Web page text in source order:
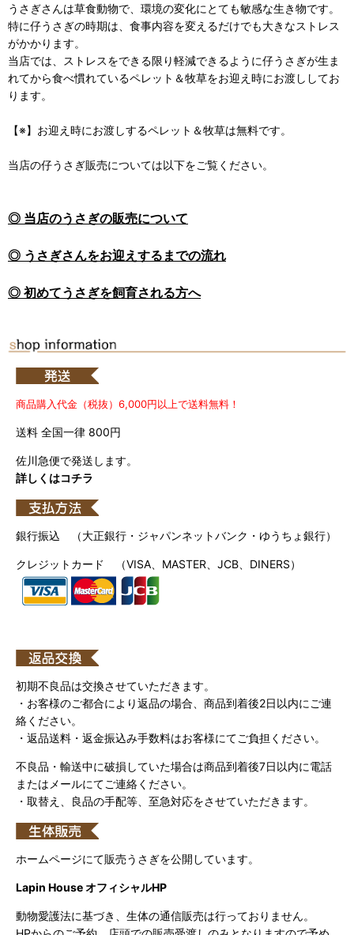
うさぎさんは草食動物で、環境の変化にとても敏感な生き物です。
特に仔うさぎの時期は、食事内容を変えるだけでも大きなストレス
がかかります。
当店では、ストレスをできる限り軽減できるように仔うさぎが生ま
れてから食べ慣れているペレット＆牧草をお迎え時にお渡ししてお
ります。
【※】お迎え時にお渡しするペレット＆牧草は無料です。
当店の仔うさぎ販売については以下をご覧ください。
◎ 当店のうさぎの販売について
◎ うさぎさんをお迎えするまでの流れ
◎ 初めてうさぎを飼育される方へ
商品購入代金（税抜）6,000円以上で送料無料！
送料 全国一律 800円
佐川急便で発送します。
詳しくはコチラ
銀行振込 （大正銀行・ジャパンネットバンク・ゆうちょ銀行）
クレジットカード （VISA、MASTER、JCB、DINERS）
初期不良品は交換させていただきます。
・お客様のご都合により返品の場合、商品到着後2日以内にご連
絡ください。
・返品送料・返金振込み手数料はお客様にてご負担ください。
不良品・輸送中に破損していた場合は商品到着後7日以内に電話
またはメールにてご連絡ください。
・取替え、良品の手配等、至急対応をさせていただきます。
ホームページにて販売うさぎを公開しています。
Lapin House オフィシャルHP
動物愛護法に基づき、生体の通信販売は行っておりません。